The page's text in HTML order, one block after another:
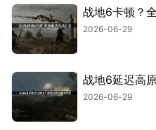
战地6卡顿？
2026-06-29
战地6延迟高
2026-06-29